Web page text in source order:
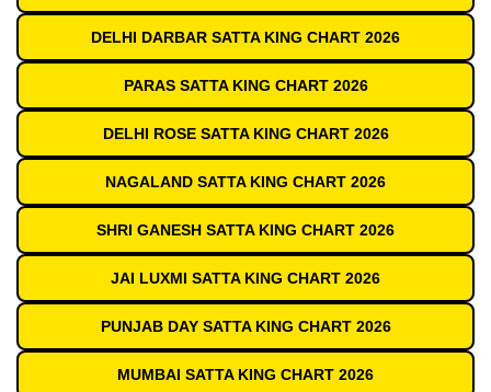
DELHI DARBAR SATTA KING CHART 2026
PARAS SATTA KING CHART 2026
DELHI ROSE SATTA KING CHART 2026
NAGALAND SATTA KING CHART 2026
SHRI GANESH SATTA KING CHART 2026
JAI LUXMI SATTA KING CHART 2026
PUNJAB DAY SATTA KING CHART 2026
MUMBAI SATTA KING CHART 2026